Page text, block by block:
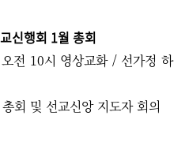
신행회 1월 총회
전 10시 영상교화 / 선가정 하
회 및 선교신앙 지도자 회의